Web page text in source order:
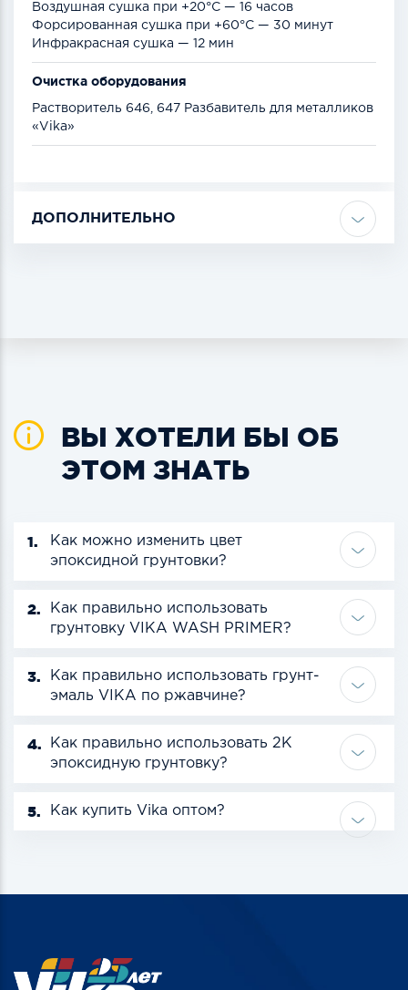
Воздушная сушка при +20°С — 16 часов
Форсированная сушка при +60°С — 30 минут
Инфракрасная сушка — 12 мин
Очистка оборудования
Растворитель 646, 647 Разбавитель для металликов
«Vika»
ДОПОЛНИТЕЛЬНО
ВЫ ХОТЕЛИ БЫ ОБ
ЭТОМ ЗНАТЬ
1.
Как можно изменить цвет
эпоксидной грунтовки?
2.
Как правильно использовать
грунтовку VIKA WASH PRIMER?
3.
Как правильно использовать грунт-
эмаль VIKA по ржавчине?
4.
Как правильно использовать 2К
эпоксидную грунтовку?
5. Как купить Vika оптом?